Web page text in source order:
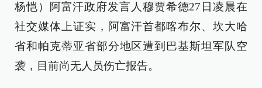
杨恺）阿富汗政府发言人穆贾希德27日凌晨在
社交媒体上证实，阿富汗首都喀布尔、坎大哈
省和帕克蒂亚省部分地区遭到巴基斯坦军队空
袭，目前尚无人员伤亡报告。